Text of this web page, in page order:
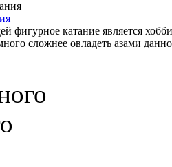
фигурное катание является
сложнее овладеть азами